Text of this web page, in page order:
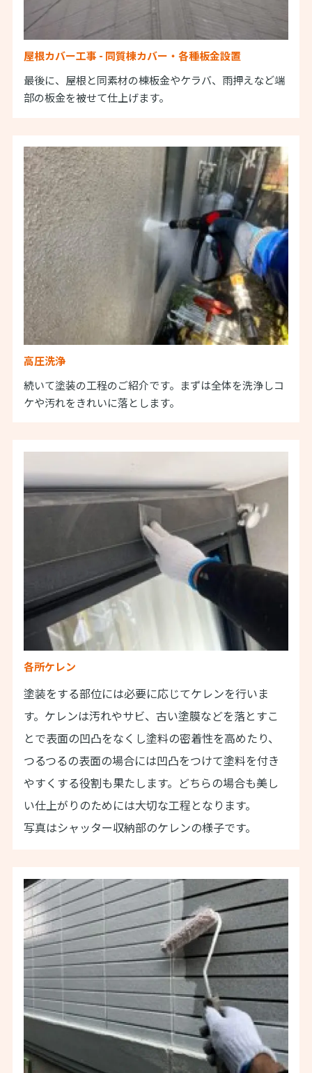
屋根カバー工事 - 同質棟カバー・各種板金設置
最後に、屋根と同素材の棟板金やケラバ、雨押えなど端
部の板金を被せて仕上げます。
高圧洗浄
続いて塗装の工程のご紹介です。まずは全体を洗浄しコ
ケや汚れをきれいに落とします。
各所ケレン
塗装をする部位には必要に応じてケレンを行いま
す。ケレンは汚れやサビ、古い塗膜などを落とすこ
とで表面の凹凸をなくし塗料の密着性を高めたり、
つるつるの表面の場合には凹凸をつけて塗料を付き
やすくする役割も果たします。どちらの場合も美し
い仕上がりのためには大切な工程となります。
写真はシャッター収納部のケレンの様子です。